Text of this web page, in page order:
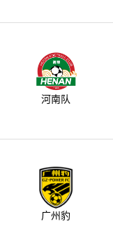
河南队
广州豹